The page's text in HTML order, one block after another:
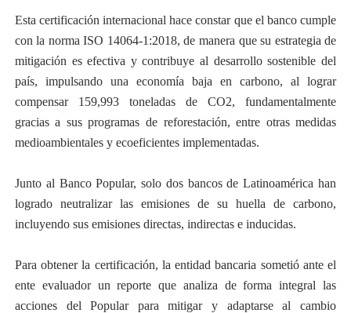
Esta certificación internacional hace constar que el banco cumple
con la norma ISO 14064-1:2018, de manera que su estrategia de
mitigación es efectiva y contribuye al desarrollo sostenible del
país, impulsando una economía baja en carbono, al lograr
compensar 159,993 toneladas de CO2, fundamentalmente
gracias a sus programas de reforestación, entre otras medidas
medioambientales y ecoeficientes implementadas.
Junto al Banco Popular, solo dos bancos de Latinoamérica han
logrado neutralizar las emisiones de su huella de carbono,
incluyendo sus emisiones directas, indirectas e inducidas.
Para obtener la certificación, la entidad bancaria sometióante el
ente evaluador un reporte que analiza de forma integral las
acciones del Popular para mitigar y adaptarse al cambio